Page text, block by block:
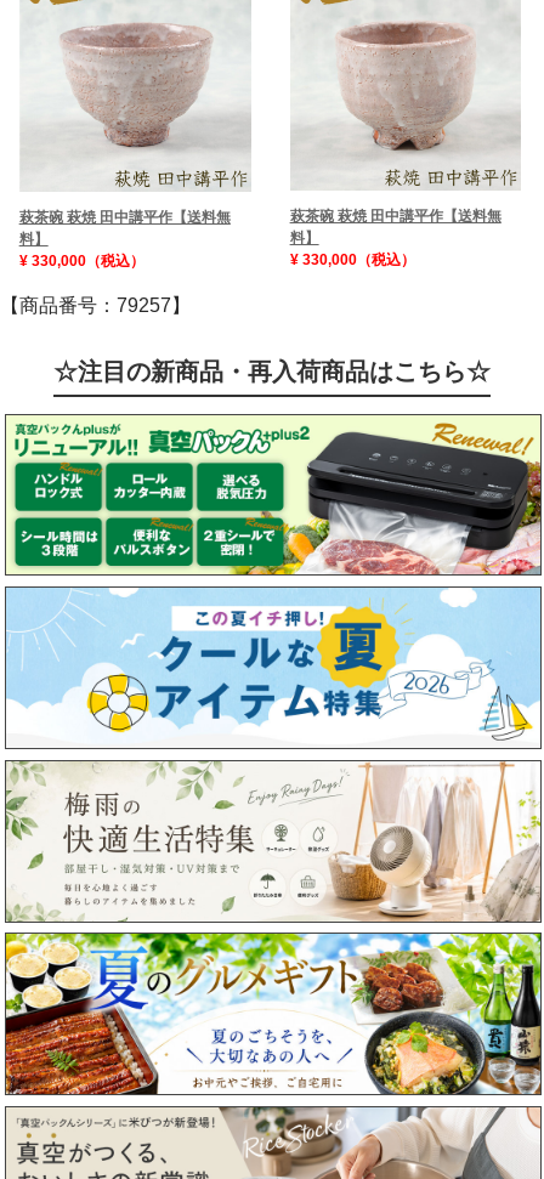
萩茶碗 萩焼 田中講平作【送料無
料】
¥ 330,000（税込）
萩茶碗 萩焼 田中講平作【送料無
料】
¥ 330,000（税込）
【商品番号：79257】
☆注目の新商品・再入荷商品はこちら☆